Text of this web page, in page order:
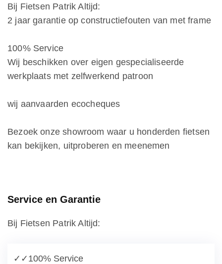
Bij Fietsen Patrik Altijd:
2 jaar garantie op constructiefouten van met frame
100% Service
Wij beschikken over eigen gespecialiseerde
werkplaats met zelfwerkend patroon
wij aanvaarden ecocheques
Bezoek onze showroom waar u honderden fietsen
kan bekijken, uitproberen en meenemen
Service en Garantie
Bij Fietsen Patrik Altijd:
✓✓ 100% Service